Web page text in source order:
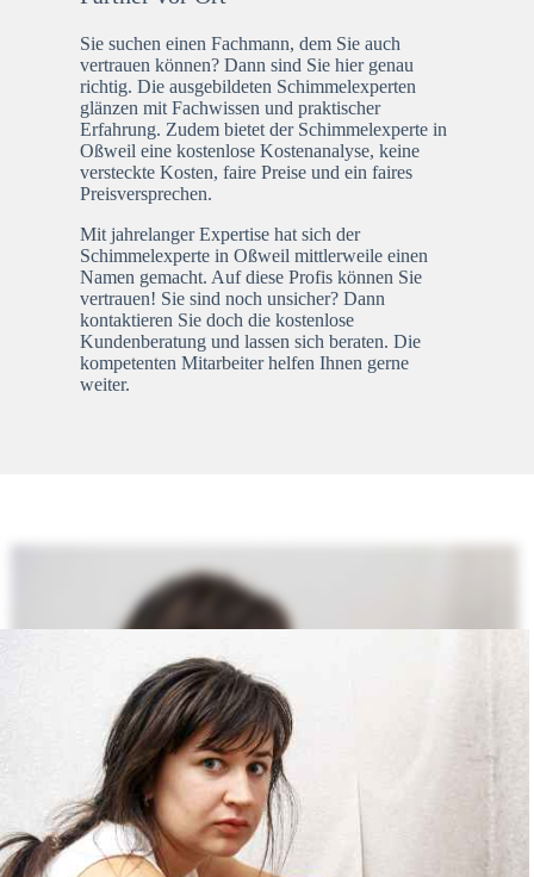
Sie suchen einen Fachmann, dem Sie auch
vertrauen können? Dann sind Sie hier genau
richtig. Die ausgebildeten Schimmelexperten
glänzen mit Fachwissen und praktischer
Erfahrung. Zudem bietet der Schimmelexperte in
Oßweil eine kostenlose Kostenanalyse, keine
versteckte Kosten, faire Preise und ein faires
Preisversprechen.
Mit jahrelanger Expertise hat sich der
Schimmelexperte in Oßweil mittlerweile einen
Namen gemacht. Auf diese Profis können Sie
vertrauen! Sie sind noch unsicher? Dann
kontaktieren Sie doch die kostenlose
Kundenberatung und lassen sich beraten. Die
kompetenten Mitarbeiter helfen Ihnen gerne
weiter.